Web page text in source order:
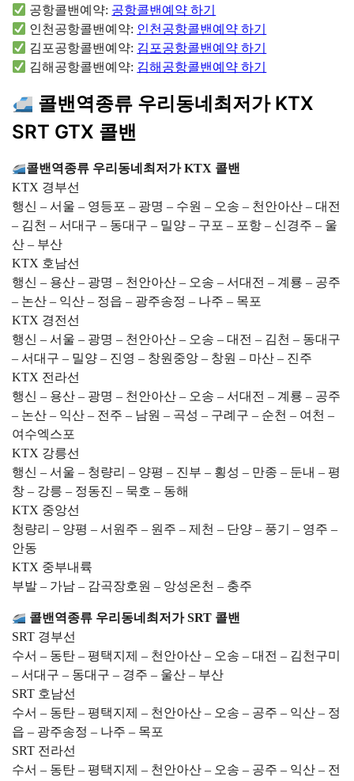
공항콜밴예약: 공항콜밴예약 하기
인천공항콜밴예약: 인천공항콜밴예약 하기
김포공항콜밴예약: 김포공항콜밴예약 하기
김해공항콜밴예약: 김해공항콜밴예약 하기
콜밴역종류 우리동네최저가 KTX
SRT GTX 콜밴
콜밴역종류 우리동네최저가 KTX 콜밴
KTX 경부선
행신 – 서울 – 영등포 – 광명 – 수원 – 오송 – 천안아산 – 대전
– 김천 – 서대구 – 동대구 – 밀양 – 구포 – 포항 – 신경주 – 울
산 – 부산
KTX 호남선
행신 – 용산 – 광명 – 천안아산 – 오송 – 서대전 – 계룡 – 공주
– 논산 – 익산 – 정읍 – 광주송정 – 나주 – 목포
KTX 경전선
행신 – 서울 – 광명 – 천안아산 – 오송 – 대전 – 김천 – 동대구
– 서대구 – 밀양 – 진영 – 창원중앙 – 창원 – 마산 – 진주
KTX 전라선
행신 – 용산 – 광명 – 천안아산 – 오송 – 서대전 – 계룡 – 공주
– 논산 – 익산 – 전주 – 남원 – 곡성 – 구례구 – 순천 – 여천 –
여수엑스포
KTX 강릉선
행신 – 서울 – 청량리 – 양평 – 진부 – 횡성 – 만종 – 둔내 – 평
창 – 강릉 – 정동진 – 묵호 – 동해
KTX 중앙선
청량리 – 양평 – 서원주 – 원주 – 제천 – 단양 – 풍기 – 영주 –
안동
KTX 중부내륙
부발 – 가남 – 감곡장호원 – 앙성온천 – 충주
콜밴역종류 우리동네최저가 SRT 콜밴
SRT 경부선
수서 – 동탄 – 평택지제 – 천안아산 – 오송 – 대전 – 김천구미
– 서대구 – 동대구 – 경주 – 울산 – 부산
SRT 호남선
수서 – 동탄 – 평택지제 – 천안아산 – 오송 – 공주 – 익산 – 정
읍 – 광주송정 – 나주 – 목포
SRT 전라선
수서 – 동탄 – 평택지제 – 천안아산 – 오송 – 공주 – 익산 – 전